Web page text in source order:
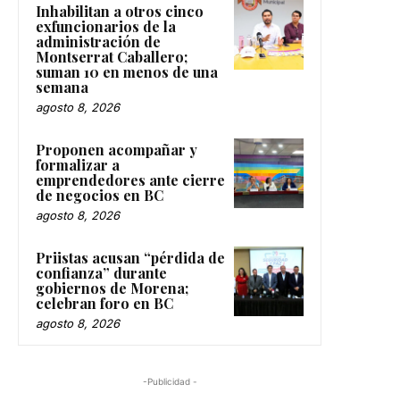
Inhabilitan a otros cinco
exfuncionarios de la
administración de
Montserrat Caballero;
suman 10 en menos de una
semana
agosto 8, 2026
Proponen acompañar y
formalizar a
emprendedores ante cierre
de negocios en BC
agosto 8, 2026
Priistas acusan “pérdida de
confianza” durante
gobiernos de Morena;
celebran foro en BC
agosto 8, 2026
-Publicidad -